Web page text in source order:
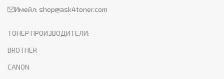
Имейл: shop@ask4toner.com
ТОНЕР ПРОИЗВОДИТЕЛИ:
BROTHER
CANON